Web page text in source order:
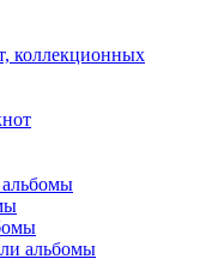
коллекционных
альбомы